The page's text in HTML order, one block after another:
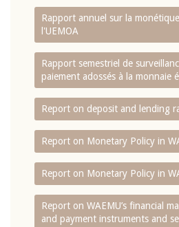
Rapport annuel sur la
l'UEMOA
Rapport semestriel de
paiement adossés à la monnaie
Report on deposit and lending
Report on Monetary Policy in
Report on Monetary Policy in
Report on WAEMU’s financial
and payment instruments and